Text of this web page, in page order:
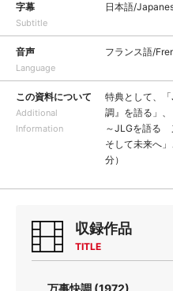
字幕
Subtitle
日本語/
音声
Language
フランス語/
この資料について
Additional
Information
特典として、
調』を語る」
～JLGを語る
そして未来へ
分）
収録作品
TITLE
万事快調 (1972)